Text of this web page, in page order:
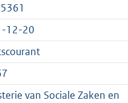
12-20
van Sociale Zaken en